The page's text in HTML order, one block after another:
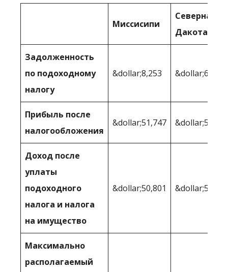
Миссисипи
Северная
Дакота
Задолженность
по подоходному
налогу
&dollar;8,253 &dollar;6 547
Прибыль после
налогообложения
&dollar;51,747 &dollar;53
Доход после
уплаты
подоходного
налога и налога
на имущество
&dollar;50,801
Максимально
располагаемый